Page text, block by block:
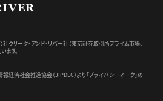
クリーク･アンド･リバー社（東京証券取引所プライム市場、
ます。
経済社会推進協会（JIPDEC）より 「プライバシーマーク」の